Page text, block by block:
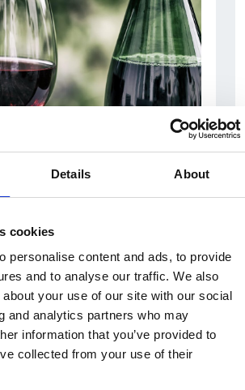
Details About
cookies
personalise content and ads, to provide
and to analyse our traffic. We also
your use of our site with our social
and analytics partners who may
information that you’ve provided to
collected from your use of their
Ceca